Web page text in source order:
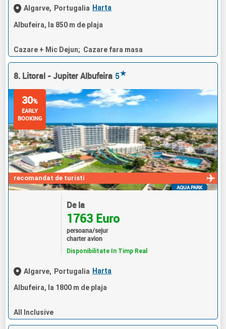
Algarve, Portugalia Harta
Albufeira, la 850 m de plaja
Cazare + Mic Dejun; Cazare fara masa
8. Litoral - Jupiter Albufeira 5★
recomandat de turisti
30%
EARLY
BOOKING
AQUA PARK
De la
1763 Euro
persoana/sejur
charter avion
Disponibilitate In Timp Real
Algarve, Portugalia Harta
Albufeira, la 1800 m de plaja
All Inclusive